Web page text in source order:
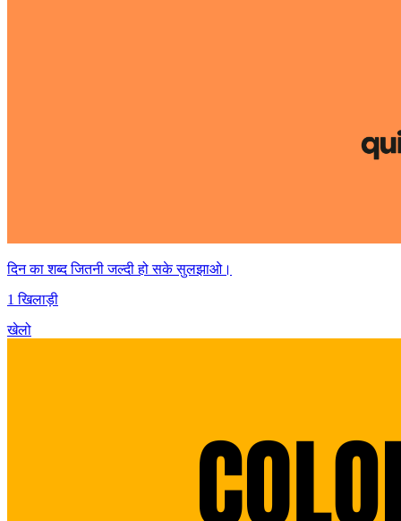
दिन का शब्द जितनी जल्दी हो सके सुलझाओ।
1 खिलाड़ी
खेलो